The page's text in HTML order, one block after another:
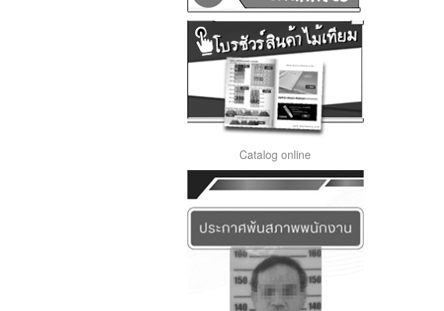
Catalog online